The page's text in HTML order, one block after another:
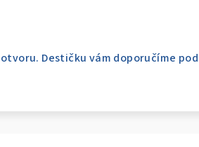
Destičku vám doporučíme